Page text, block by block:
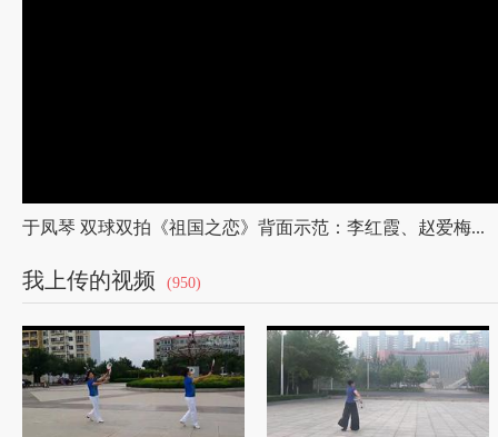
于凤琴 双球双拍《祖国之恋》背面示范：李红霞、赵爱梅...
我上传的视频 (950)